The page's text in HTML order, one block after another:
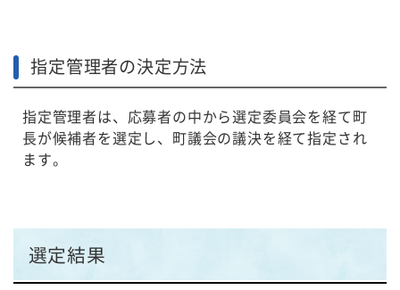
指定管理者の決定方法
指定管理者は、応募者の中から選定委員会を経て町
長が候補者を選定し、町議会の議決を経て指定され
ます。
選定結果